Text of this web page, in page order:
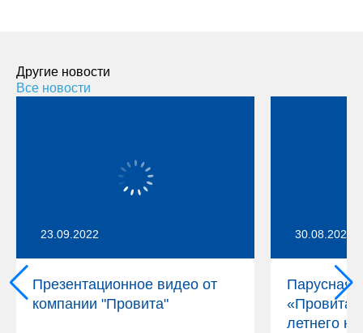
Другие новости
Все новости
23.09.2022
Презентационное видео от
компании "Провита"
30.08.2022
Парусная
«Провита»
летнего